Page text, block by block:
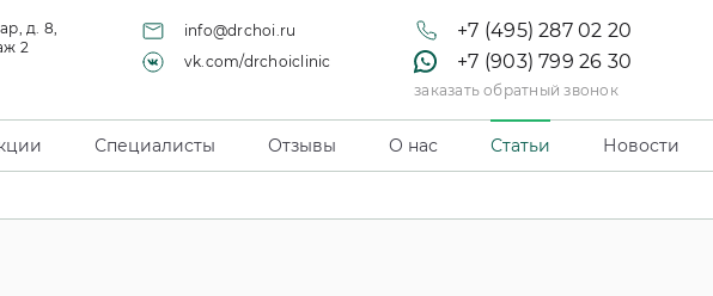
д. 8,
2
info@drchoi.ru
vk.com/drchoiclinic
+7 (495) 287 02 20
+7 (903) 799 26 30
заказать обратный звонок
Специалисты Отзывы О нас Статьи Новости